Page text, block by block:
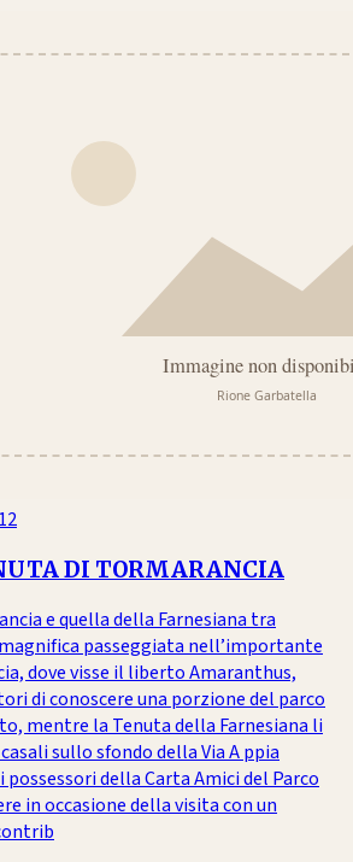
DI TORMARANCIA
e quella della Farnesiana tra
passeggiata nell’importante
dove visse il liberto Amaranthus,
di conoscere una porzione del parco
mentre la Tenuta della Farnesiana li
sullo sfondo della Via A ppia
della Carta Amici del Parco
in occasione della visita con un